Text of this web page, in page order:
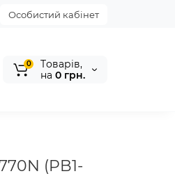
Особистий кабінет
0
Tоварів,
на 0 грн.
(PB1-